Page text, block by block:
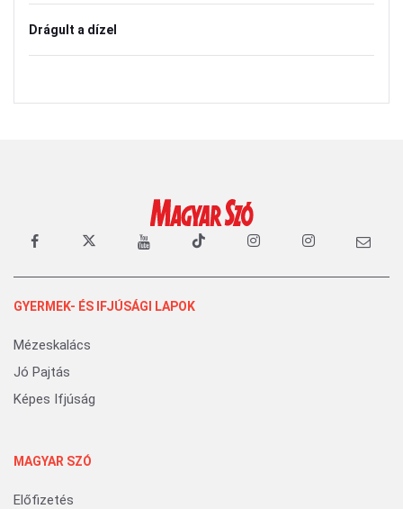
Drágult a dízel
GYERMEK- ÉS IFJÚSÁGI LAPOK
Mézeskalács
Jó Pajtás
Képes Ifjúság
MAGYAR SZÓ
Előfizetés